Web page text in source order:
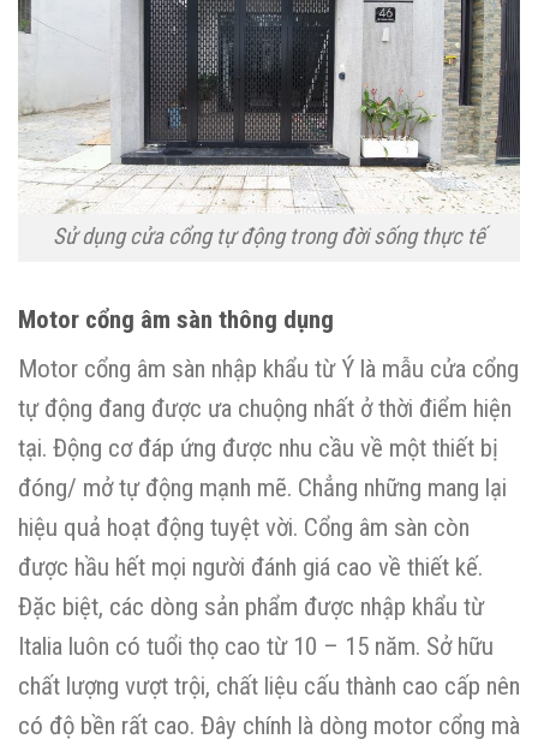
Sử dụng cửa cổng tự động trong đời sống thực tế
Motor cổng âm sàn thông dụng
Motor cổng âm sàn nhập khẩu từ Ý là mẫu cửa cổng
tự động đang được ưa chuộng nhất ở thời điểm hiện
tại. Động cơ đáp ứng được nhu cầu về một thiết bị
đóng/ mở tự động mạnh mẽ. Chẳng những mang lại
hiệu quả hoạt động tuyệt vời. Cổng âm sàn còn
được hầu hết mọi người đánh giá cao về thiết kế.
Đặc biệt, các dòng sản phẩm được nhập khẩu từ
Italia luôn có tuổi thọ cao từ 10 – 15 năm. Sở hữu
chất lượng vượt trội, chất liệu cấu thành cao cấp nên
có độ bền rất cao. Đây chính là dòng motor cổng mà